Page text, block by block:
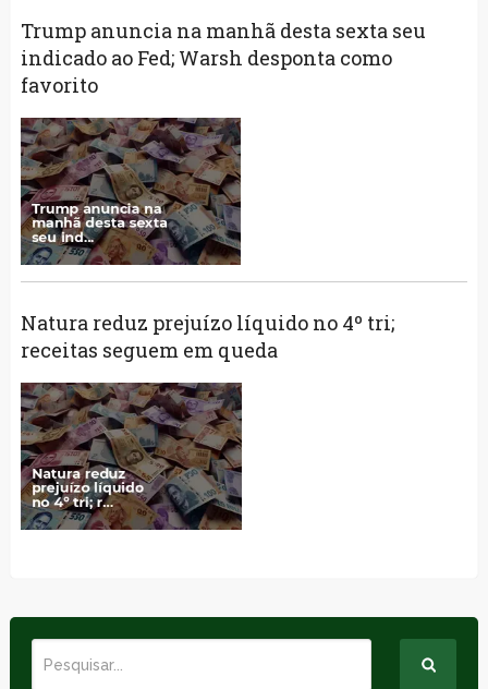
Trump anuncia na manhã desta sexta seu
indicado ao Fed; Warsh desponta como
favorito
Natura reduz prejuízo líquido no 4º tri;
receitas seguem em queda